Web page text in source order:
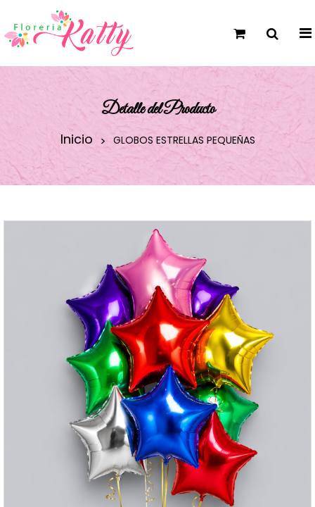
Detalle del Producto
Inicio GLOBOS ESTRELLAS PEQUEÑAS